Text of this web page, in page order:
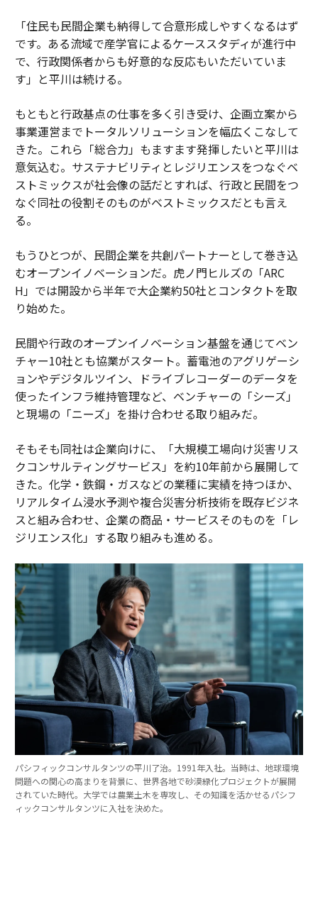
「住民も民間企業も納得して合意形成しやすくなるはず
です。ある流域で産学官によるケーススタディが進行中
で、行政関係者からも好意的な反応もいただいていま
す」と平川は続ける。
もともと行政基点の仕事を多く引き受け、企画立案から
事業運営までトータルソリューションを幅広くこなして
きた。これら「総合力」もますます発揮したいと平川は
意気込む。サステナビリティとレジリエンスをつなぐベ
ストミックスが社会像の話だとすれば、行政と民間をつ
なぐ同社の役割そのものがベストミックスだとも言え
る。
もうひとつが、民間企業を共創パートナーとして巻き込
むオープンイノベーションだ。虎ノ門ヒルズの「ARC
H」では開設から半年で大企業約50社とコンタクトを取
り始めた。
民間や行政のオープンイノベーション基盤を通じてベン
チャー10社とも協業がスタート。蓄電池のアグリゲーシ
ョンやデジタルツイン、ドライブレコーダーのデータを
使ったインフラ維持管理など、ベンチャーの「シーズ」
と現場の「ニーズ」を掛け合わせる取り組みだ。
そもそも同社は企業向けに、「大規模工場向け災害リス
クコンサルティングサービス」を約10年前から展開して
きた。化学・鉄鋼・ガスなどの業種に実績を持つほか、
リアルタイム浸水予測や複合災害分析技術を既存ビジネ
スと組み合わせ、企業の商品・サービスそのものを「レ
ジリエンス化」する取り組みも進める。
パシフィックコンサルタンツの平川了治。1991年入社。当時は、地球環境
問題への関心の高まりを背景に、世界各地で砂漠緑化プロジェクトが展開
されていた時代。大学では農業土木を専攻し、その知識を活かせるパシフ
ィックコンサルタンツに入社を決めた。